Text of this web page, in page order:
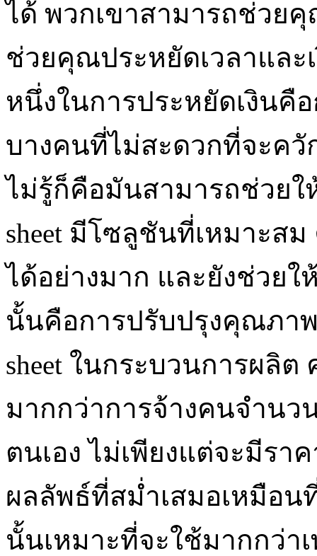
ได้ พวกเขาสามารถช่วย
ช่วยคุณประหยัดเวลาและ
หนึ่งในการประหยัดเงินคื
บางคนที่ไม่สะดวกที่จะควั
ไม่รู้ก็คือมันสามารถช่วยใ
sheet มีโซลูชันที่เหมาะส
ได้อย่างมาก และยังช่วย
นั้นคือการปรับปรุงคุณภา
sheet ในกระบวนการผลิ
มากกว่าการจ้างคนจำนว
ตนเอง ไม่เพียงแต่จะมีรา
ผลลัพธ์ที่สม่ำเสมอเหมือน
นั้นเหมาะที่จะใช้มากกว่า